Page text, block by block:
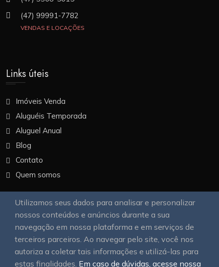
Utilizamos seus dados para analisar e personalizar
nossos conteúdos e anúncios durante a sua
navegação em nossa plataforma e em serviços de
terceiros parceiros. Ao navegar pelo site, você nos
autoriza a coletar tais informações e utilizá-las para
estas finalidades. Em caso de dúvidas, acesse nossa
(47) 99991-7782
VENDAS E LOCAÇÕES
Links úteis
Imóveis Venda
Aluguéis Temporada
Aluguel Anual
Blog
Contato
Quem somos
Nossa Galeria